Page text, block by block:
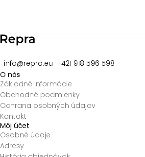
info@repra.eu +421 918 596 598
O nás
Základné informácie
Obchodné podmienky
Ochrana osobných údajov
Kontakt
Môj účet
Osobné údaje
Adresy